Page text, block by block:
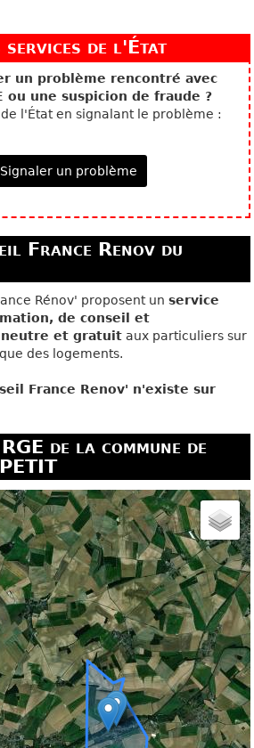
de l'État
un problème rencontré avec
ou une suspicion de fraude ?
l'État en signalant le problème :
un problème
France Renov du
Rénov' proposent unservice
de conseil et
neutre et gratuit aux particuliers sur
des logements.
France Renov' n'existe sur
de la commune de